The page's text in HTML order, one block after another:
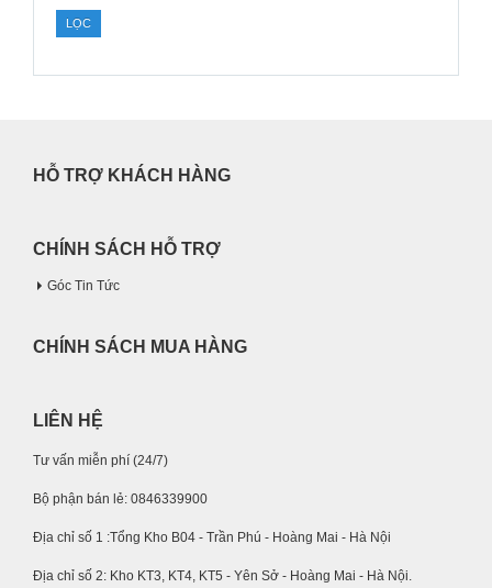
nhất
LỌC
HỖ TRỢ KHÁCH HÀNG
CHÍNH SÁCH HỖ TRỢ
Góc Tin Tức
CHÍNH SÁCH MUA HÀNG
LIÊN HỆ
Tư vấn miễn phí (24/7)
Bộ phận bán lẻ: 0846339900
Địa chỉ số 1 :Tổng Kho B04 - Trần Phú - Hoàng Mai - Hà Nội
Địa chỉ số 2: Kho KT3, KT4, KT5 - Yên Sở - Hoàng Mai - Hà Nội.